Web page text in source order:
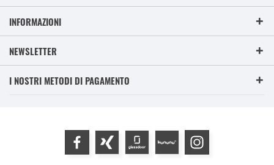
INFORMAZIONI
NEWSLETTER
I NOSTRI METODI DI PAGAMENTO